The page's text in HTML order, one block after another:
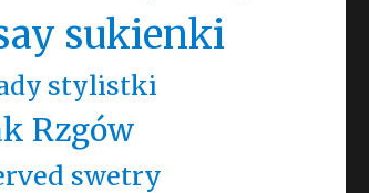
sukienki
stylistki
Rzgów
swetry